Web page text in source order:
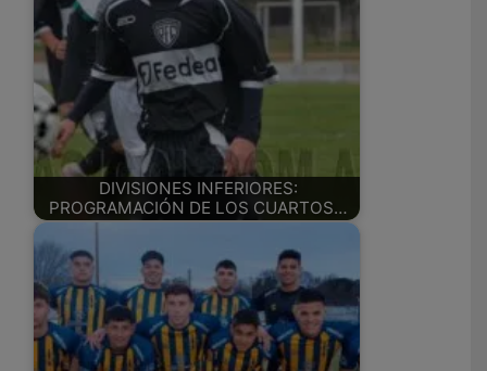
DIVISIONES INFERIORES:
PROGRAMACIÓN DE LOS CUARTOS…